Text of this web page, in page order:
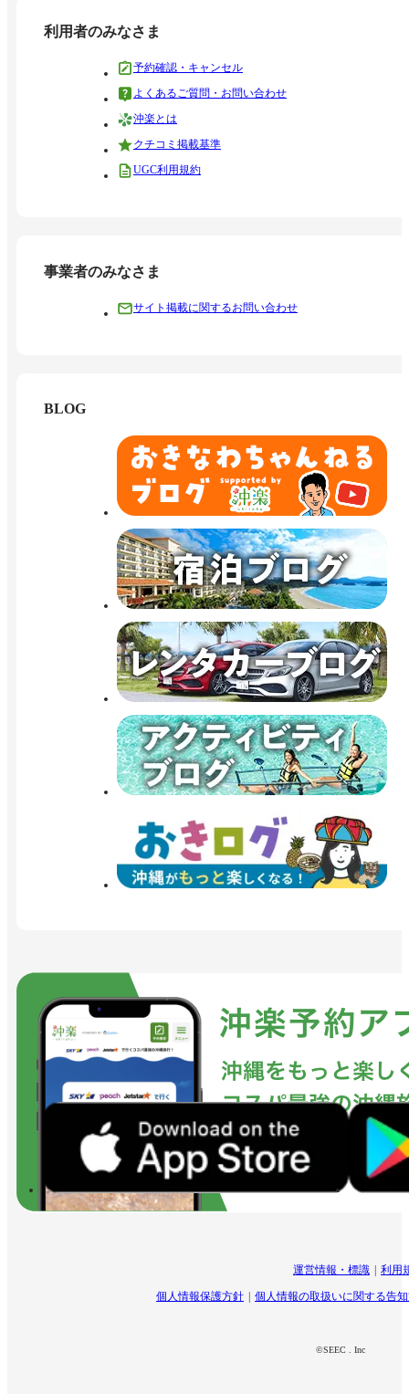
利用者のみなさま
予約確認・キャンセル
よくあるご質問・お問い合わせ
沖楽とは
クチコミ掲載基準
UGC利用規約
事業者のみなさま
サイト掲載に関するお問い合わせ
BLOG
運営情報・標識 利用
個人情報保護方針 個人情報の取扱いに関する告
©SEEC . Inc